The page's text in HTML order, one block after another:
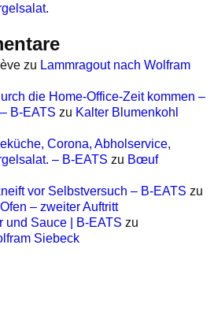
zu Lammragout nach Wolfram
die Home-Office-Zeit kommen –
B-EATS zu Kalter Blumenkohl
Corona, Abholservice,
– B-EATS zu Bœuf
vor Selbstversuch – B-EATS zu
– zweiter Auftritt
und Sauce | B-EATS zu
Siebeck